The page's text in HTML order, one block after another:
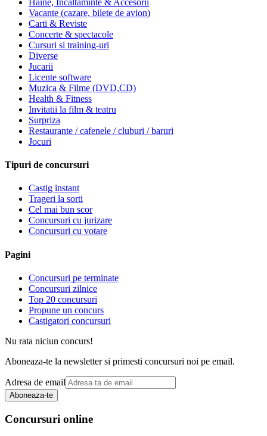
Vacante (cazare, bilete de avion)
Carti & Reviste
Concerte & spectacole
Cursuri si training-uri
Diverse
Jucarii
Licente software
Muzica & Filme (DVD,CD)
Health & Fitness
Invitatii la film & teatru
Surpriza
Restaurante / cafenele / cluburi / baruri
Jocuri
Tipuri de concursuri
Castig instant
Trageri la sorti
Cel mai bun scor
Concursuri cu jurizare
Concursuri cu votare
Pagini
Concursuri pe terminate
Concursuri zilnice
Top 20 concursuri
Propune un concurs
Castigatori concursuri
Nu rata niciun concurs!
Aboneaza-te la newsletter si primesti concursuri noi pe email.
Adresa de email
Aboneaza-te
Concursuri online